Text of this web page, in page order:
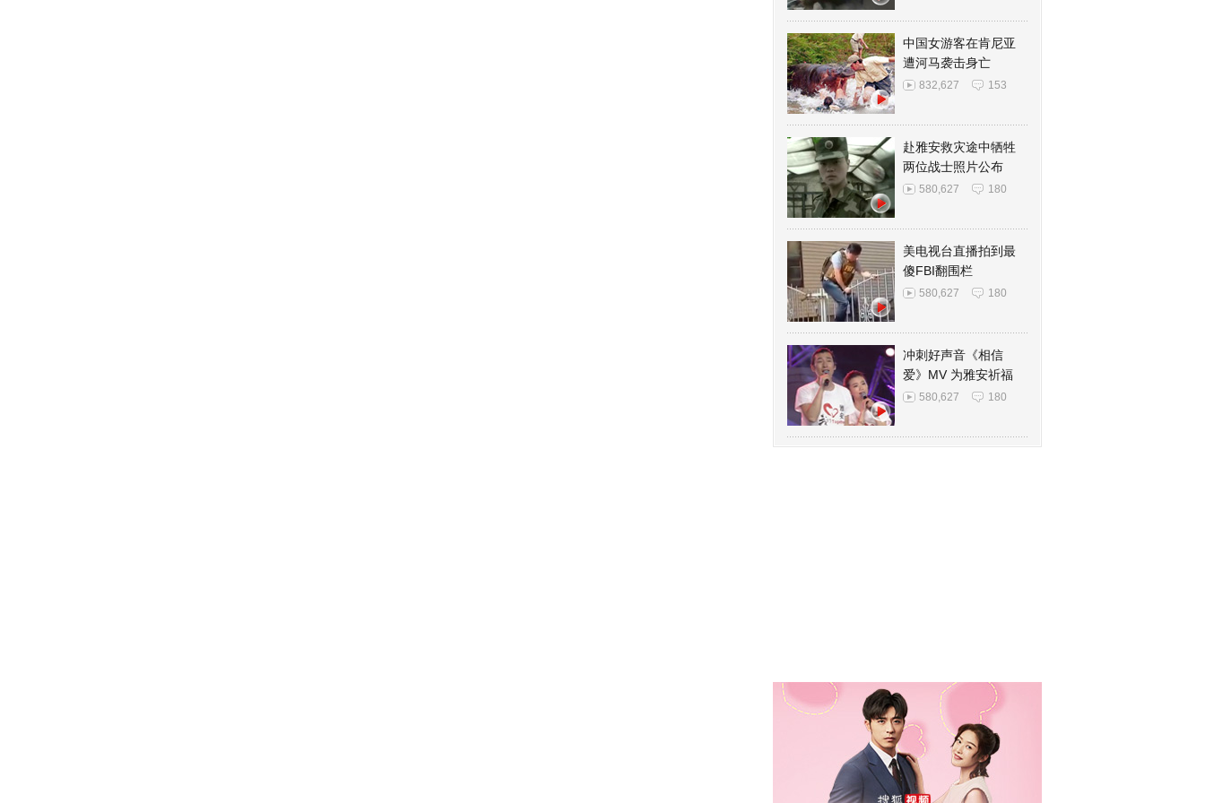
中国女游客在肯尼亚
遭河马袭击身亡
832,627 153
赴雅安救灾途中牺牲
两位战士照片公布
580,627 180
美电视台直播拍到最
傻FBI翻围栏
580,627 180
冲刺好声音《相信
爱》MV 为雅安祈福
580,627 180